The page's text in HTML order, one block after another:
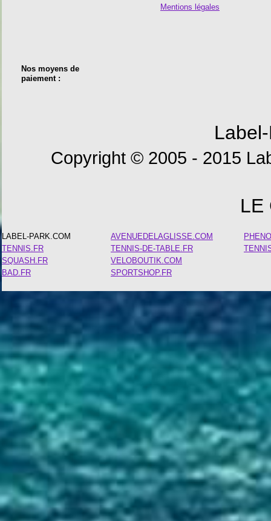
Mentions légales
Nos moyens de
paiement :
Copyright © 2005 - 2015
LE
LABEL-PARK.COM
TENNIS.FR
SQUASH.FR
BAD.FR
AVENUEDELAGLISSE.COM
TENNIS-DE-TABLE.FR
VELOBOUTIK.COM
SPORTSHOP.FR